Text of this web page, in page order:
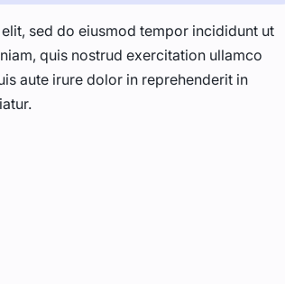
sed do eiusmod tempor incididunt ut
quis nostrud exercitation ullamco
aute irure dolor in reprehenderit in